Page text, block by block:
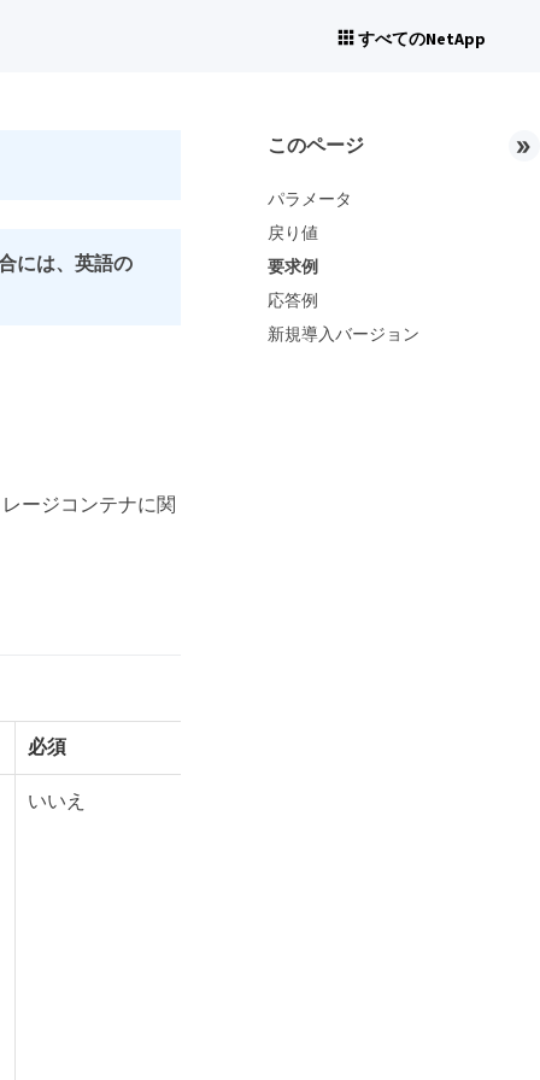
すべてのNetApp
には、英語の
ージコンテナに関
必須
いいえ
このページ
パラメータ
戻り値
要求例
応答例
新規導入バージョン